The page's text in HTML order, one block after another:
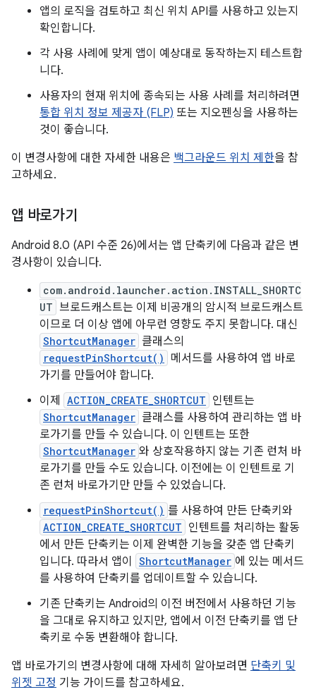
앱의 로직을 검토하고 최신 위치 API를 사용하고 있는지
확인합니다.
각 사용 사례에 맞게 앱이 예상대로 동작하는지 테스트합
니다.
사용자의 현재 위치에 종속되는 사용 사례를 처리하려면
통합 위치 정보 제공자 (FLP) 또는 지오펜싱을 사용하는
것이 좋습니다.
이 변경사항에 대한 자세한 내용은 백그라운드 위치 제한을 참
고하세요.
앱 바로가기
Android 8.0 (API 수준 26)에서는 앱 단축키에 다음과 같은 변
경사항이 있습니다.
com.android.launcher.action.INSTALL_SHORTC
UT 브로드캐스트는 이제 비공개의 암시적 브로드캐스트
이므로 더 이상 앱에 아무런 영향도 주지 못합니다. 대신
ShortcutManager 클래스의
requestPinShortcut()
메서드를 사용하여 앱 바로
가기를 만들어야 합니다.
이제
ACTION_CREATE_SHORTCUT 인텐트는
ShortcutManager 클래스를 사용하여 관리하는 앱 바
로가기를 만들 수 있습니다. 이 인텐트는 또한
ShortcutManager 와 상호작용하지 않는 기존 런처 바
로가기를 만들 수도 있습니다. 이전에는 이 인텐트로 기
존 런처 바로가기만 만들 수 있었습니다.
requestPinShortcut() 를 사용하여 만든 단축키와
ACTION_CREATE_SHORTCUT 인텐트를 처리하는 활동
에서 만든 단축키는 이제 완벽한 기능을 갖춘 앱 단축키
입니다. 따라서 앱이
ShortcutManager 에 있는 메서드
를 사용하여 단축키를 업데이트할 수 있습니다.
기존 단축키는 Android의 이전 버전에서 사용하던 기능
을 그대로 유지하고 있지만, 앱에서 이전 단축키를 앱 단
축키로 수동 변환해야 합니다.
앱 바로가기의 변경사항에 대해 자세히 알아보려면 단축키 및
위젯 고정 기능 가이드를 참고하세요.